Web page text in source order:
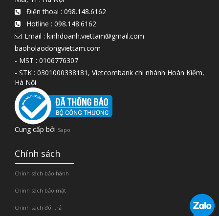
Điện thoại : 098.148.6162
Hotline : 098.148.6162
Email : kinhdoanh.viettam@gmail.com
baoholaodongviettam.com
- MST : 0106776307
- STK : 0301000338181, Vietcombank chi nhánh Hoàn Kiếm,
Hà Nội
Cung cấp bởi Sapo
Chính sách
Chính sách bảo hành
Chính sách bảo mật
Chính sách đổi trả